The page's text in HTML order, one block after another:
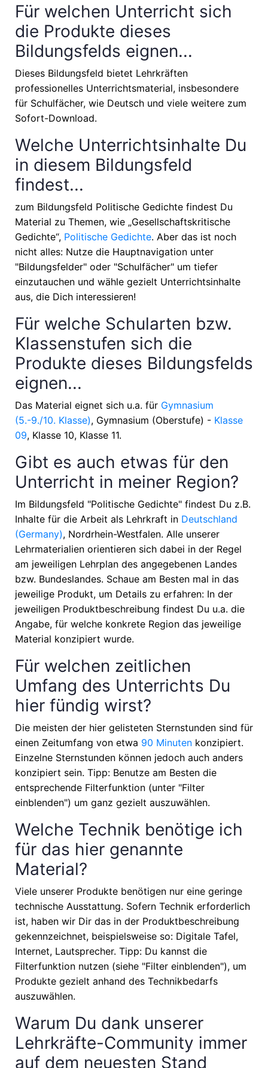
Für welchen Unterricht sich
die Produkte dieses
Bildungsfelds eignen...
Dieses Bildungsfeld bietet Lehrkräften
professionelles Unterrichtsmaterial, insbesondere
für Schulfächer, wie Deutsch und viele weitere zum
Sofort-Download.
Welche Unterrichtsinhalte Du
in diesem Bildungsfeld
findest...
zum Bildungsfeld Politische Gedichte findest Du
Material zu Themen, wie „Gesellschaftskritische
Gedichte“, Politische Gedichte. Aber das ist noch
nicht alles: Nutze die Hauptnavigation unter
"Bildungsfelder" oder "Schulfächer" um tiefer
einzutauchen und wähle gezielt Unterrichtsinhalte
aus, die Dich interessieren!
Für welche Schularten bzw.
Klassenstufen sich die
Produkte dieses Bildungsfelds
eignen...
Das Material eignet sich u.a. für Gymnasium
(5.-9./10. Klasse), Gymnasium (Oberstufe) - Klasse
09, Klasse 10, Klasse 11.
Gibt es auch etwas für den
Unterricht in meiner Region?
Im Bildungsfeld "Politische Gedichte" findest Du z.B.
Inhalte für die Arbeit als Lehrkraft in Deutschland
(Germany), Nordrhein-Westfalen. Alle unserer
Lehrmaterialien orientieren sich dabei in der Regel
am jeweiligen Lehrplan des angegebenen Landes
bzw. Bundeslandes. Schaue am Besten mal in das
jeweilige Produkt, um Details zu erfahren: In der
jeweiligen Produktbeschreibung findest Du u.a. die
Angabe, für welche konkrete Region das jeweilige
Material konzipiert wurde.
Für welchen zeitlichen
Umfang des Unterrichts Du
hier fündig wirst?
Die meisten der hier gelisteten Sternstunden sind für
einen Zeitumfang von etwa 90 Minuten konzipiert.
Einzelne Sternstunden können jedoch auch anders
konzipiert sein. Tipp: Benutze am Besten die
entsprechende Filterfunktion (unter "Filter
einblenden") um ganz gezielt auszuwählen.
Welche Technik benötige ich
für das hier genannte
Material?
Viele unserer Produkte benötigen nur eine geringe
technische Ausstattung. Sofern Technik erforderlich
ist, haben wir Dir das in der Produktbeschreibung
gekennzeichnet, beispielsweise so: Digitale Tafel,
Internet, Lautsprecher. Tipp: Du kannst die
Filterfunktion nutzen (siehe "Filter einblenden"), um
Produkte gezielt anhand des Technikbedarfs
auszuwählen.
Warum Du dank unserer
Lehrkräfte-Community immer
auf dem neuesten Stand